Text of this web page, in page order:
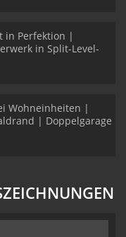
in Perfektion |
in Split-Level-
Wohneinheiten |
| Doppelgarage